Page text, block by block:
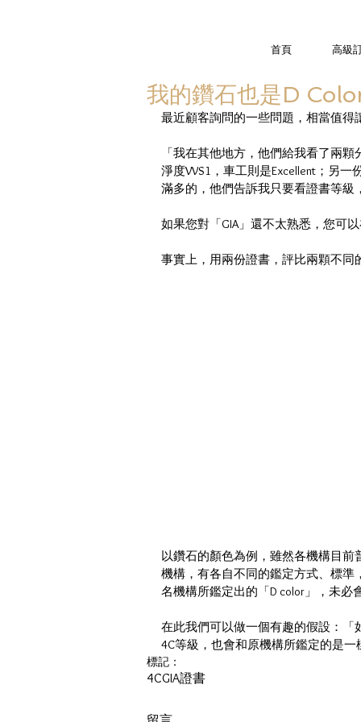
首頁 高級
我的鑽石也是D
最近顧客詢問的一些問題，相當值得
「我在其他地方，他們給我看了兩
淨度VVS1，車工則是Excellent；另
滿多的，他們告訴我只要看證書等級
如果您對「GIA」還不太熟悉，您可
事實上，用兩份證書，評比兩顆不同
以鑽石的顏色為例，雖然各機構目前
機構，有各自不同的鑑定方式、標準
名機構所鑑定出的「D color」，未必
在此我們可以做一個有趣的假設：「
4C等級，也會和原機構所鑑定的是
標記：
4CGIA證書